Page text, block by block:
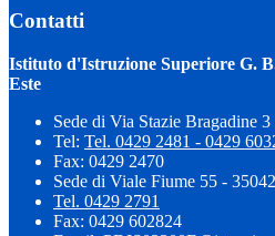
Contatti
Istituto d'Istruzione Superiore G.
Este
Sede di Via Stazie Bragadine
Tel: Tel. 0429 2481 - 0429
Fax: 0429 2470
Sede di Viale Fiume 55 -
Tel. 0429 2791
Fax: 0429 602824